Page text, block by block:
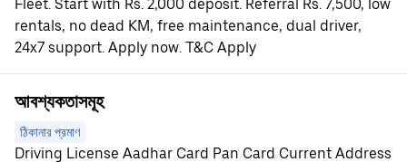
Fleet. Start with Rs. 2,000 deposit. Referral Rs. 7,500, low
rentals, no dead KM, free maintenance, dual driver,
24x7 support. Apply now. T&C Apply
আবশ্যকতাসমূহ
ঠিকানার প্রমাণ
Driving License Aadhar Card Pan Card Current Address